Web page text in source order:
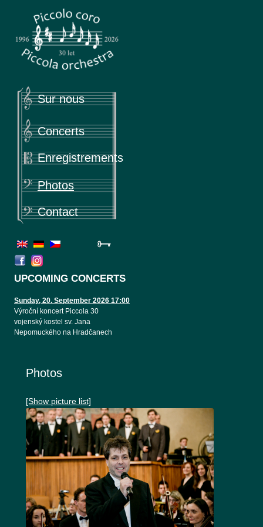
Piccola
Piccolo coro & Piccola orchestra
Sur nous
Concerts
Enregistrements
Photos
Contact
UPCOMING CONCERTS
Sunday, 20. September 2026 17:00
Výroční koncert Piccola 30
vojenský kostel sv. Jana
Nepomuckého na Hradčanech
Photos
[Show picture list]